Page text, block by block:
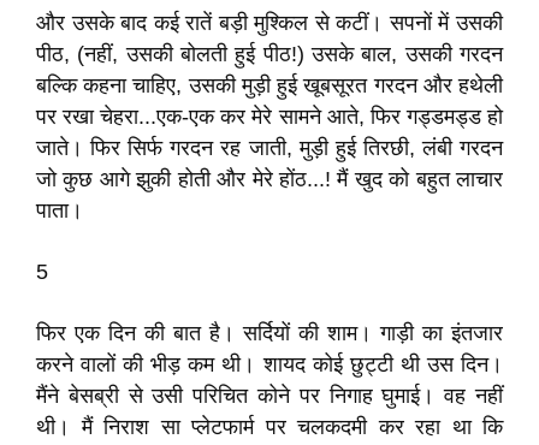
और उसके बाद कई रातें बड़ी मुश्किल से कटीं। सपनों में उसकी
पीठ, (नहीं, उसकी बोलती हुई पीठ!) उसके बाल, उसकी गरदन
बल्कि कहना चाहिए, उसकी मुड़ी हुई खूबसूरत गरदन और हथेली
पर रखा चेहरा...एक-एक कर मेरे सामने आते, फिर गड्डमड्ड हो
जाते। फिर सिर्फ गरदन रह जाती, मुड़ी हुई तिरछी, लंबी गरदन
जो कुछ आगे झुकी होती और मेरे होंठ...! मैं खुद को बहुत लाचार
पाता।
5
फिर एक दिन की बात है। सर्दियों की शाम। गाड़ी का इंतजार
करने वालों की भीड़ कम थी। शायद कोई छुट्टी थी उस दिन।
मैंने बेसब्री से उसी परिचित कोने पर निगाह घुमाई। वह नहीं
थी। मैं निराश सा प्लेटफार्म पर चलकदमी कर रहा था कि